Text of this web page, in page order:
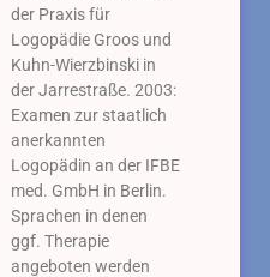
der Praxis für
Logopädie Groos und
Kuhn-Wierzbinski in
der Jarrestraße. 2003:
Examen zur staatlich
anerkannten
Logopädin an der IFBE
med. GmbH in Berlin.
Sprachen in denen
ggf. Therapie
angeboten werden